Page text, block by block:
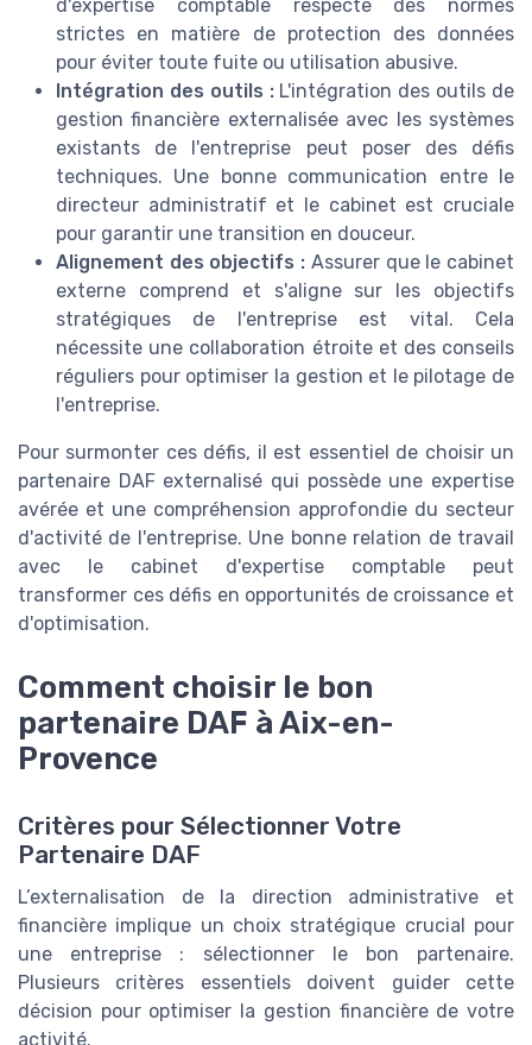
d'expertise comptable respecte des normes
strictes en matière de protection des données
pour éviter toute fuite ou utilisation abusive.
Intégration des outils :L'intégration des outils de
gestion financière externalisée avec les systèmes
existants de l'entreprise peut poser des défis
techniques. Une bonne communication entre le
directeur administratif et le cabinet est cruciale
pour garantir une transition en douceur.
Alignement des objectifs : Assurer que le cabinet
externe comprend et s'aligne sur les objectifs
stratégiques de l'entreprise est vital. Cela
nécessite une collaboration étroite et des conseils
réguliers pour optimiser la gestion et le pilotage de
l'entreprise.
Pour surmonter ces défis, il est essentiel de choisir un
partenaire DAF externalisé qui possède une expertise
avérée et une compréhension approfondie du secteur
d'activité de l'entreprise. Une bonne relation de travail
avec le cabinet d'expertise comptable peut
transformer ces défis en opportunités de croissance et
d'optimisation.
Comment choisir le bon
partenaire DAF à Aix-en-
Provence
Critères pour Sélectionner Votre
Partenaire DAF
L’externalisation de la direction administrative et
financière implique un choix stratégique crucial pour
une entreprise : sélectionner le bon partenaire.
Plusieurs critères essentiels doivent guider cette
décision pour optimiser la gestion financière de votre
activité.